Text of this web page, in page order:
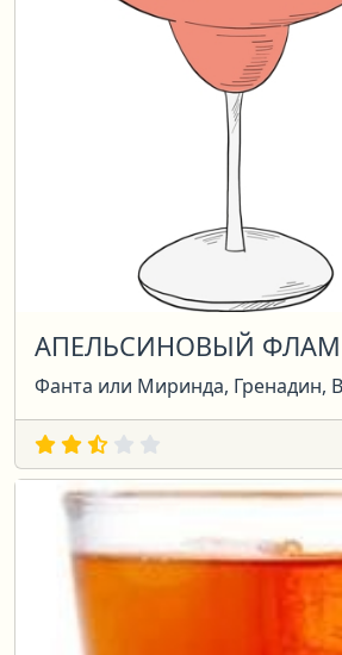
АПЕЛЬСИНОВЫЙ
Фанта или Миринда, Гренадин,